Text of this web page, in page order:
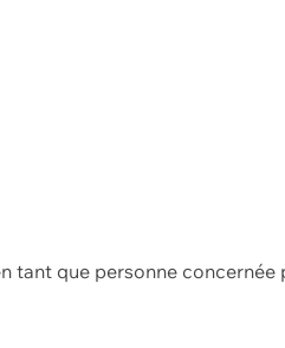
tant que personne concernée